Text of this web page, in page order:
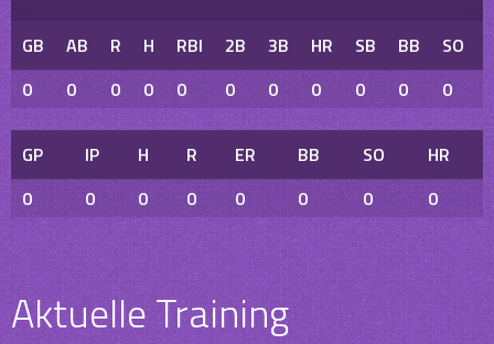
GB AB R H RBI 2B 3B HR SB BB SO
0
0 0 0 0 0 0 0 0 0 0
GP IP H R ER BB SO
HR
0
0 0 0 0 0 0 0
Aktuelle Training